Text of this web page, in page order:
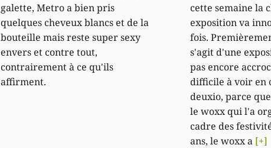
galette, Metro a bien pris
quelques cheveux blancs et de la
bouteille mais reste super sexy
envers et contre tout,
contrairement à ce qu'ils
affirment.
cette semaine la
exposition va
fois.
s'agit d'une
pas encore
difficile à voir en
deuxio, parce
le woxx qui l'a
cadre des
ans, le woxx a [+]